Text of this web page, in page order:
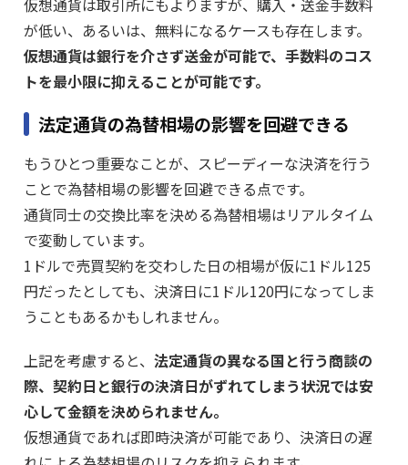
仮想通貨は取引所にもよりますが、購入・送金手数料
が低い、あるいは、無料になるケースも存在します。
仮想通貨は銀行を介さず送金が可能で、手数料のコス
トを最小限に抑えることが可能です。
法定通貨の為替相場の影響を回避できる
もうひとつ重要なことが、スピーディーな決済を行う
ことで為替相場の影響を回避できる点です。
通貨同士の交換比率を決める為替相場はリアルタイム
で変動しています。
1ドルで売買契約を交わした日の相場が仮に1ドル125
円だったとしても、決済日に1ドル120円になってしま
うこともあるかもしれません。
上記を考慮すると、 法定通貨の異なる国と行う商談の
際、契約日と銀行の決済日がずれてしまう状況では安
心して金額を決められません。
仮想通貨であれば即時決済が可能であり、決済日の遅